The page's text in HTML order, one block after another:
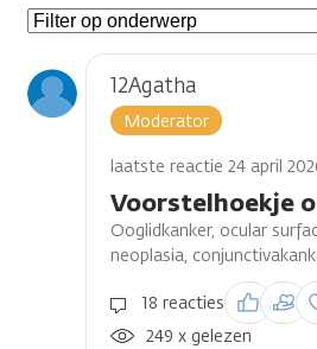
Gespreksonderwerpen
12Agatha
Moderator
laatste reactie 24 april
Voorstelhoekje
Ooglidkanker, ocular
neoplasia,
18 reactiesInloggen
reactie te
249 x gelezen